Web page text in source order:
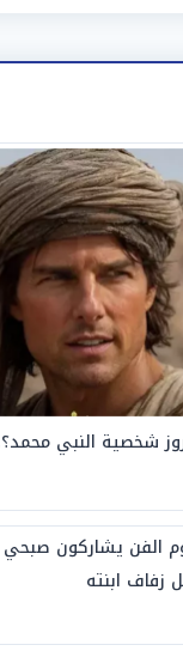
شخصية النبي محمد؟..
الفن يشاركون
زفاف ابنته